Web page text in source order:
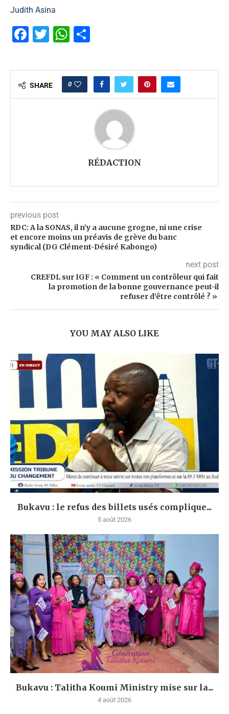
Judith Asina
Facebook
TwitterWhatsApp
SHARE 0
RÉDACTION
previous post
RDC: A la SONAS, il n’y a aucune grogne, ni une crise
et encore moins un préavis de grève du banc
syndical (DG Clément-Désiré Kabongo)
next post
CREFDL sur IGF : « Comment un contrôleur qui fait
la promotion de la bonne gouvernance peut-il
refuser d’être contrôlé ? »
YOU MAY ALSO LIKE
Bukavu : le refus des billets usés complique...
5 août 2026
Bukavu : Talitha Koumi Ministry mise sur la...
4 août 2026